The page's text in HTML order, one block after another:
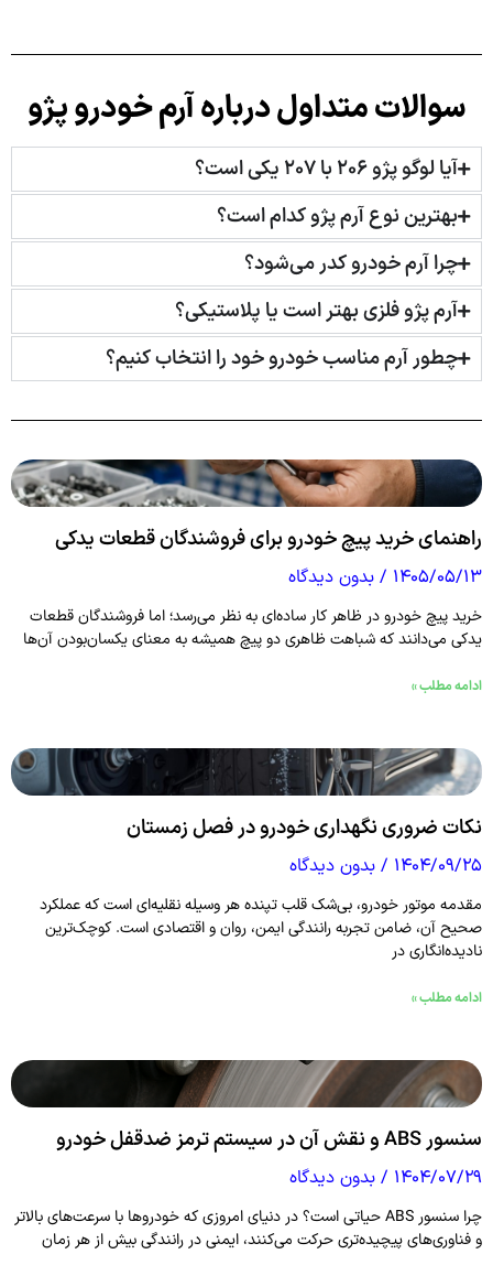
سوالات متداول درباره آرم خودرو پژو
آیا لوگو پژو ۲۰۶ با ۲۰۷ یکی است؟
بهترین نوع آرم پژو کدام است؟
چرا آرم خودرو کدر می‌شود؟
آرم پژو فلزی بهتر است یا پلاستیکی؟
چطور آرم مناسب خودرو خود را انتخاب کنیم؟
راهنمای خرید پیچ خودرو برای فروشندگان قطعات یدکی
۱۴۰۵/۰۵/۱۳ بدون دیدگاه
خرید پیچ خودرو در ظاهر کار ساده‌ای به نظر می‌رسد؛ اما فروشندگان قطعات
یدکی می‌دانند که شباهت ظاهری دو پیچ همیشه به معنای یکسان‌بودن آن‌ها
ادامه مطلب »
نکات ضروری نگهداری خودرو در فصل زمستان
۱۴۰۴/۰۹/۲۵ بدون دیدگاه
مقدمه موتور خودرو، بی‌شک قلب تپنده هر وسیله نقلیه‌ای است که عملکرد
صحیح آن، ضامن تجربه رانندگی ایمن، روان و اقتصادی است. کوچک‌ترین
نادیده‌انگاری در
ادامه مطلب »
سنسور ABS و نقش آن در سیستم ترمز ضدقفل خودرو
۱۴۰۴/۰۷/۲۹ بدون دیدگاه
چرا سنسور ABS حیاتی است؟ در دنیای امروزی که خودروها با سرعت‌های بالاتر
و فناوری‌های پیچیده‌تری حرکت می‌کنند، ایمنی در رانندگی بیش از هر زمان